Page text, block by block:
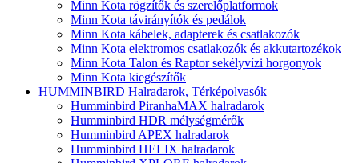
Minn Kota rögzítők és szerelőplatformok
Minn Kota távirányítók és pedálok
Minn Kota kábelek, adapterek és csatlakozók
Minn Kota elektromos csatlakozók és akkutartozékok
Minn Kota Talon és Raptor sekélyvízi horgonyok
Minn Kota kiegészítők
HUMMINBIRD Halradarok, Térképolvasók
Humminbird PiranhaMAX halradarok
Humminbird HDR mélységmérők
Humminbird APEX halradarok
Humminbird HELIX halradarok